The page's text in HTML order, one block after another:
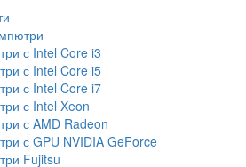
с Intel Core i3
с Intel Core i5
с Intel Core i7
с Intel Xeon
с AMD Radeon
с GPU NVIDIA GeForce
Fujitsu